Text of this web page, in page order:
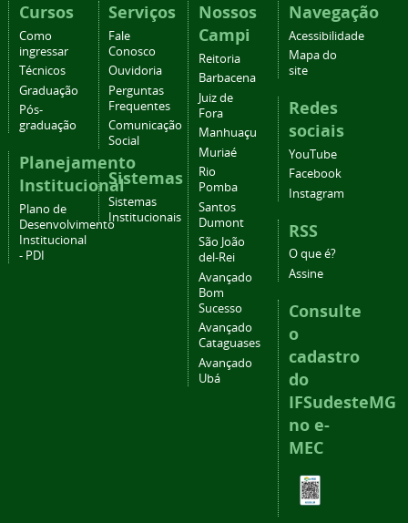
Cursos
Como
ingressar
Técnicos
Graduação
Pós-
graduação
Planejamento
Institucional
Plano de
Desenvolvimento
Institucional
- PDI
Serviços
Fale
Conosco
Ouvidoria
Perguntas
Frequentes
Comunicação
Social
Sistemas
Sistemas
Institucionais
Nossos
Campi
Reitoria
Barbacena
Juiz de
Fora
Manhuaçu
Muriaé
Rio
Pomba
Santos
Dumont
São João
del-Rei
Avançado
Bom
Sucesso
Avançado
Cataguases
Avançado
Ubá
Navegação
Acessibilidade
Mapa do
site
Redes
sociais
YouTube
Facebook
Instagram
RSS
O que é?
Assine
Consulte
o
cadastro
do
IFSudesteMG
no e-
MEC